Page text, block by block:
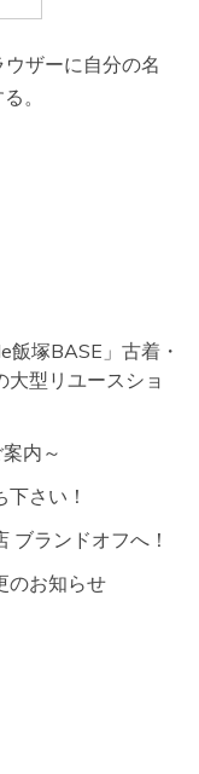
ザーに自分の名
。
塚BASE」古着・
型リユースショ
内～
さい！
ブランドオフへ！
のお知らせ